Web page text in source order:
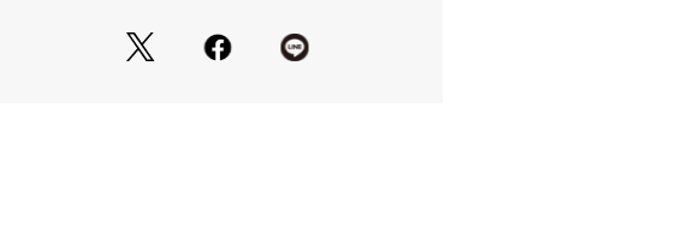
定、お部屋の照明等により実際の商品と色味が異なる場
合がございます。一番実物に近いお色味は生地画像でご